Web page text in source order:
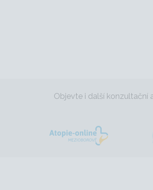
Objevte i další konzultační